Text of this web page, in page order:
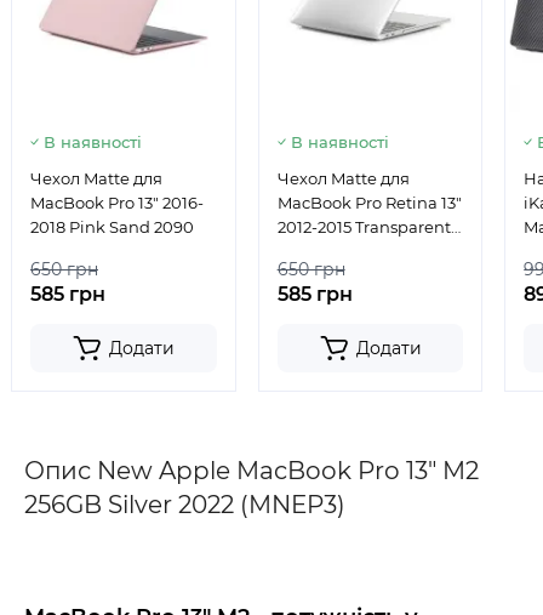
В наявності
Чехол Matte для
MacBook Pro 13" 2016-
2018 Pink Sand 2090
650 грн
585 грн
Додати
В наявності
Чехол Matte для
MacBook Pro Retina 13"
2012-2015 Transparent
650 грн
585 грн
Додати
Опис New Apple MacBook Pro 13" M2
256GB Silver 2022 (MNEP3)